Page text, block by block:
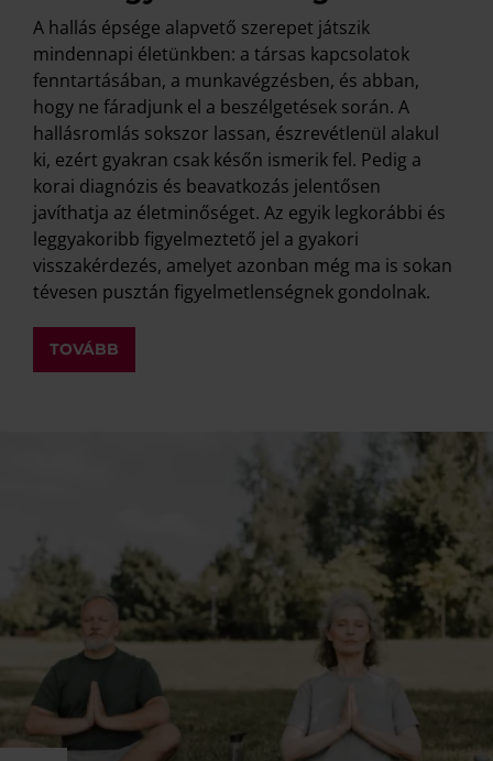
A hallás épsége alapvető szerepet játszik
mindennapi életünkben: a társas kapcsolatok
fenntartásában, a munkavégzésben, és abban,
hogy ne fáradjunk el a beszélgetések során. A
hallásromlás sokszor lassan, észrevétlenül alakul
ki, ezért gyakran csak későn ismerik fel. Pedig a
korai diagnózis és beavatkozás jelentősen
javíthatja az életminőséget. Az egyik legkorábbi és
leggyakoribb figyelmeztető jel a gyakori
visszakérdezés, amelyet azonban még ma is sokan
tévesen pusztán figyelmetlenségnek gondolnak.
TOVÁBB